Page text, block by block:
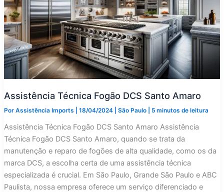
Assistência Técnica Fogão DCS Santo Amaro
Por Assistência Imports 18/04/2024 São Paulo| 5 minutos de leitura
Assistência Técnica Fogão DCS Santo Amaro Assistência
Técnica Fogão DCS Santo Amaro, quando se trata da
manutenção e reparo de fogões de alta qualidade, como os da
marca DCS, a escolha certa de uma assistência técnica
especializada é crucial. Em São Paulo, Grande São Paulo e ABC
Paulista, nossa empresa oferece um serviço diferenciado e